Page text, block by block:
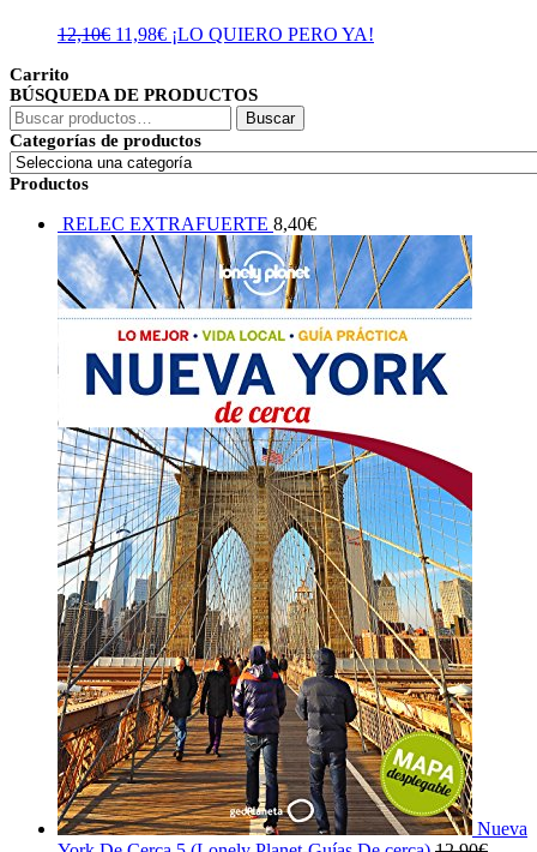
12,10€ El
era:
12,10€.
11,98€El
es:
¡LO QUIERO PERO YA!
Carrito
BÚSQUEDA DE PRODUCTOS
Buscar
por:
Buscar
Categorías de productos
Productos
RELEC EXTRAFUERTE 8,40€
Nueva